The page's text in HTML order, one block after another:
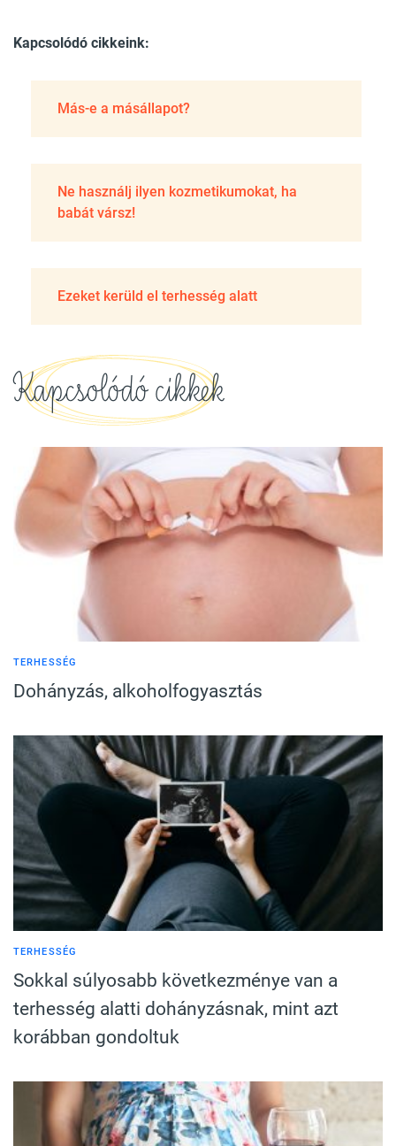
Kapcsolódó cikkeink:
Más-e a másállapot?
Ne használj ilyen kozmetikumokat, ha
babát vársz!
Ezeket kerüld el terhesség alatt
Kapcsolódó cikkek
TERHESSÉG
Dohányzás, alkoholfogyasztás
TERHESSÉG
Sokkal súlyosabb következménye van a
terhesség alatti dohányzásnak, mint azt
korábban gondoltuk